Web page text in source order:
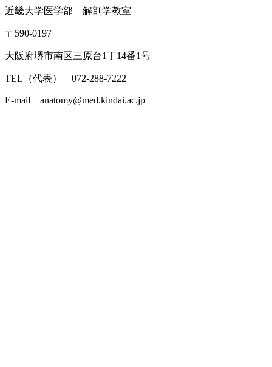
近畿大学医学部 解剖学教室
〒590-0197
大阪府堺市南区三原台1丁14番1号
TEL（代表） 072-288-7222
E-mail anatomy@med.kindai.ac.jp